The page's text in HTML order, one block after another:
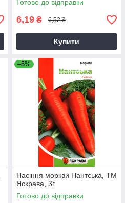
Готово до відправки
6,19 ₴ 6,52 ₴
Купити
–5%
Насіння моркви Нантська, ТМ
Яскрава, 3г
Готово до відправки